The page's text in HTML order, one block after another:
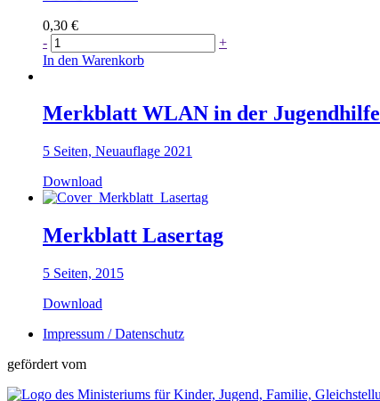
0,30 €
- Regeln
zur
+
In den Warenkorb
Merkblatt WLAN in der Jugendhilfe
5 Seiten, Neuauflage 2021
Download
Merkblatt Lasertag
5 Seiten, 2015
Download
Impressum / Datenschutz
gefördert vom